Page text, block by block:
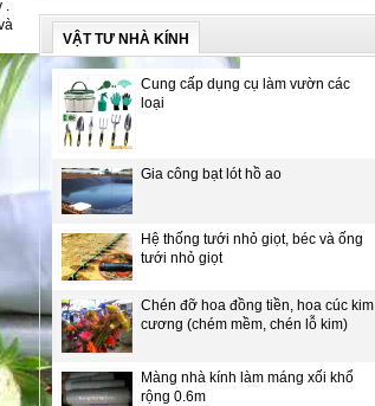
.
VẬT TƯ NHÀ KÍNH
Cung cấp dụng cụ làm vườn các
loại
Gia công bạt lót hồ ao
Hệ thống tưới nhỏ giọt, béc và ống
tưới nhỏ giọt
Chén đỡ hoa đồng tiền, hoa cúc kim
cương (chém mềm, chén lỗ kim)
Màng nhà kính làm máng xối khổ
rộng 0.6m